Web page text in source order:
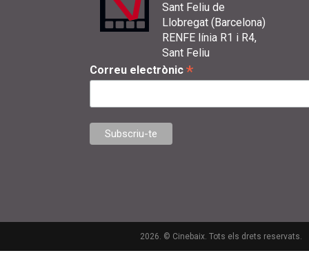
Sant Feliu de
Llobregat (Barcelona)
RENFE línia R1 i R4,
Sant Feliu
Correu electrònic *
2026. © Cinebaix. Tots els drets reservats.